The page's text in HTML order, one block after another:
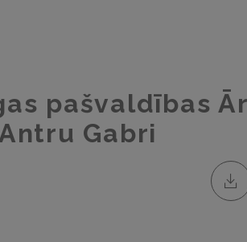
pašvaldības
Gabri